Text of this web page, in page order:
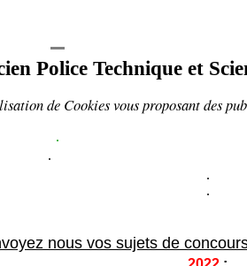
Police Technique et
de Cookiesvous proposantdes
.
.
.
.
nous vos sujets de